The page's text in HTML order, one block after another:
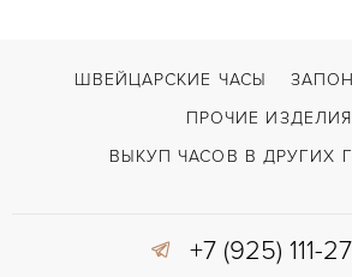
КАЛИБР/МЕХАНИЗМ
ШВЕЙЦАРСКИЕ ЧАСЫ
ПРОЧИЕ ИЗДЕЛИЯ
ВЫКУП ЧАСОВ В ДРУГИХ
+7 (925) 111-